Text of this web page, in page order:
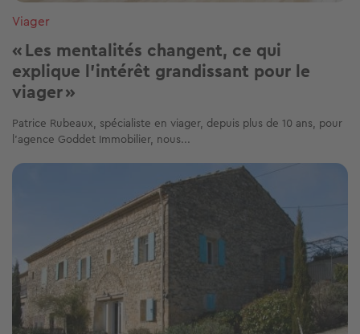
Viager
« Les mentalités changent, ce qui
explique l’intérêt grandissant pour le
viager »
Patrice Rubeaux, spécialiste en viager, depuis plus de 10 ans, pour
l’agence Goddet Immobilier, nous...
Image